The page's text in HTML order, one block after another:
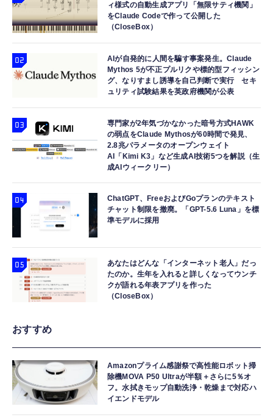
ィ様式の自動生成アプリ「無限サティ機関」
をClaude Codeで作って公開した
（CloseBox）
AIが自発的に人間を騙す事案発生。Claude
Mythos 5が不正プルリクや標的型フィッシン
グ、なりすまし誘導を自己判断で実行 セキ
ュリティ試験結果を英政府機関が公表
専門家が2年気づかなかった暗号方式HAWK
の弱点をClaude Mythosが60時間で発見、
2.8兆パラメータのオープンウェイト
AI「Kimi K3」など生成AI技術5つを解説（生
成AIウィークリー）
ChatGPT、FreeおよびGoプランのテキスト
チャット制限を撤廃。「GPT-5.6 Luna」を標
準モデルに採用
あなたはどんな「インターネット老人」だっ
たのか。生年を入れると詳しくなってウンチ
クが語れる年表アプリを作った
（CloseBox）
おすすめ
Amazonプライム感謝祭で高性能ロボット掃
除機MOVA P50 Ultraが半額＋さらに5％オ
フ。水拭きモップ自動洗浄・乾燥まで対応ハ
イエンドモデル